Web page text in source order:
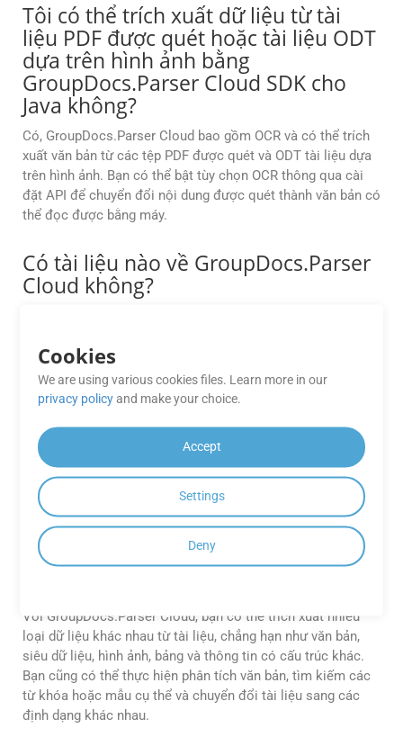
Tôi có thể trích xuất dữ liệu từ tài
liệu PDF được quét hoặc tài liệu ODT
dựa trên hình ảnh bằng
GroupDocs.Parser Cloud SDK cho
Java không?
Có, GroupDocs.Parser Cloud bao gồm OCR và có thể trích
xuất văn bản từ các tệp PDF được quét và ODT tài liệu dựa
trên hình ảnh. Bạn có thể bật tùy chọn OCR thông qua cài
đặt API để chuyển đổi nội dung được quét thành văn bản có
thể đọc được bằng máy.
Có tài liệu nào về GroupDocs.Parser
Cloud không?
giúp bạn bắt đầu tích hợp và sử dụng API hiệu quả.
Có những tùy chọn giá nào cho
GroupDocs.Parser Cloud?
GroupDocs.Parser Cloud cung cấp các gói giá khác nhau
dựa trên các yếu tố như mức sử dụng API, yêu cầu lưu trữ
và tùy chọn hỗ trợ. Hãy xemgiácủa chúng tôi để biết thông
tin chi tiết và tùy chọn cụ thể.
Tôi có thể trích xuất những gì từ tài
Với GroupDocs.Parser Cloud, bạn có thể trích xuất nhiều
loại dữ liệu khác nhau từ tài liệu, chẳng hạn như văn bản,
siêu dữ liệu, hình ảnh, bảng và thông tin có cấu trúc khác.
Bạn cũng có thể thực hiện phân tích văn bản, tìm kiếm các
từ khóa hoặc mẫu cụ thể và chuyển đổi tài liệu sang các
định dạng khác nhau.
Cookies
We are using various cookies files. Learn more in our
privacy policyand make your choice.
Accept
Settings
Deny